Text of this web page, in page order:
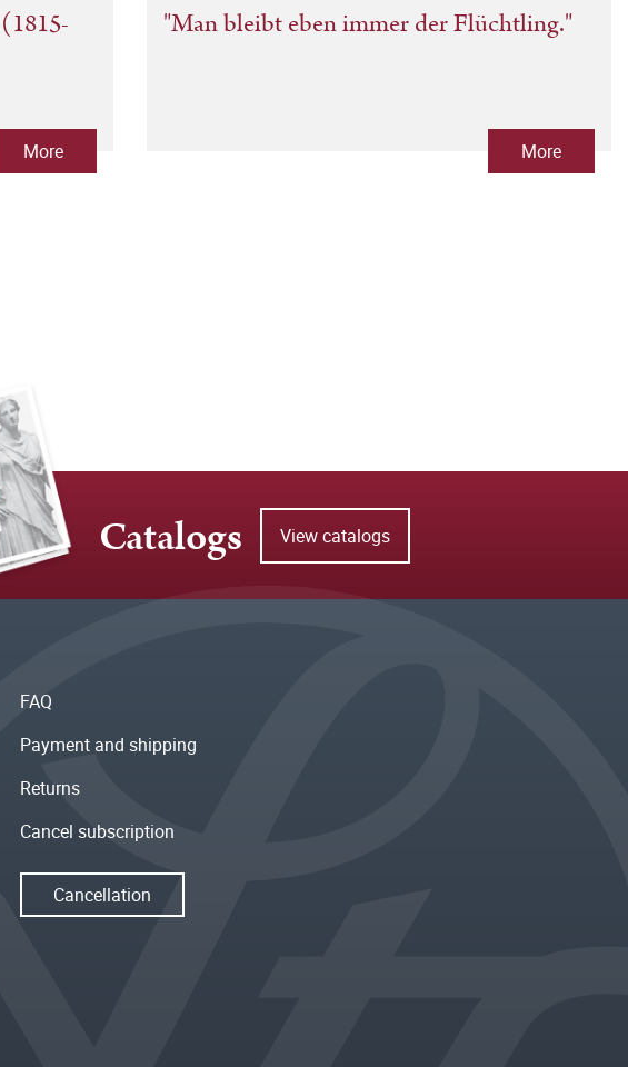
More
"Man bleibt eben immer der Flüchtling."
More
Catalogs View catalogs
FAQ
Payment and shipping
Returns
Cancel subscription
Cancellation